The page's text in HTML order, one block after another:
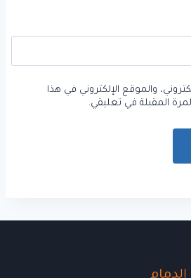
والموقع الإلكتروني في هذا
المقبلة في تعليقي.